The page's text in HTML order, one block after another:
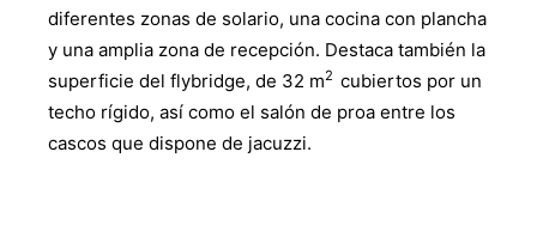
diferentes zonas de solario, una cocina con plancha
y una amplia zona de recepción. Destaca también la
superficie del flybridge, de 32 m2 cubiertos por un
techo rígido, así como el salón de proa entre los
cascos que dispone de jacuzzi.